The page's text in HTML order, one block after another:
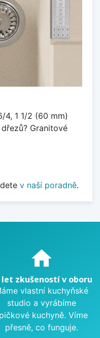
4, 1 1/2 (60 mm)
Granitové
v naší poradně.
home
let zkušeností v oboru
vlastní kuchyňské
studio a vyrábíme
kuchyně. Víme
přesně, co funguje.